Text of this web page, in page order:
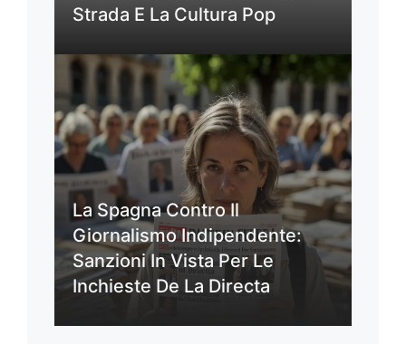
Strada E La Cultura Pop
La Spagna Contro Il
Giornalismo Indipendente:
Sanzioni In Vista Per Le
Inchieste De La Directa